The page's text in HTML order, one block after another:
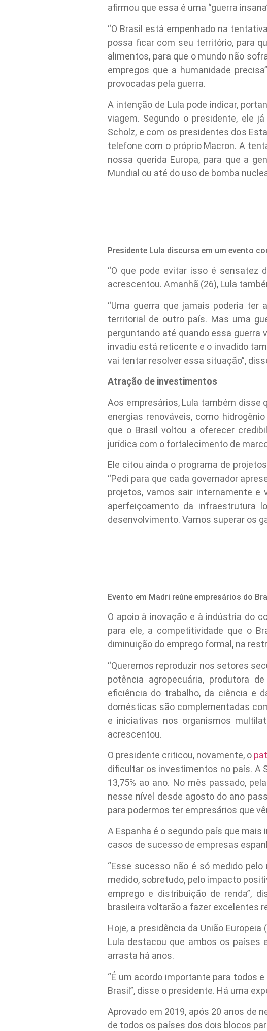
afirmou que essa é uma “guerra
“O Brasil está empenhado na
possa ficar com seu território, para
alimentos, para que o mundo não
empregos que a humanidade
provocadas pela guerra.
A intenção de Lula pode indicar,
viagem. Segundo o presidente, ele
Scholz, e com os presidentes dos
telefone com o próprio Macron. A
nossa querida Europa, para que a
Mundial ou até do uso de bomba
Presidente Lula discursa em um evento
“O que pode evitar isso é sensatez
acrescentou. Amanhã (26), Lula
“Uma guerra que jamais poderia
territorial de outro país. Mas uma
perguntando até quando essa guerra
invadiu está reticente e o invadido
vai tentar resolver essa situação”,
Atração de investimentos
Aos empresários, Lula também disse
energias renováveis, como
que o Brasil voltou a oferecer
jurídica com o fortalecimento de
Ele citou ainda o programa de
“Pedi para que cada governador
projetos, vamos sair internamente e
aperfeiçoamento da infraestrutura
desenvolvimento. Vamos superar os
Evento em Madri reúne empresários do
O apoio à inovação e à indústria do
para ele, a competitividade que o
diminuição do emprego formal, na
“Queremos reproduzir nos setores
potência agropecuária, produtora
eficiência do trabalho, da ciência e
domésticas são complementadas
e iniciativas nos organismos
acrescentou.
O presidente criticou, novamente, o
dificultar os investimentos no país. A
13,75% ao ano. No mês passado,
nesse nível desde agosto do ano
para podermos ter empresários que
A Espanha é o segundo país que
casos de sucesso de empresas
“Esse sucesso não é só medido
medido, sobretudo, pelo impacto
emprego e distribuição de renda”,
brasileira voltarão a fazer excelentes
Hoje, a presidência da União
Lula destacou que ambos os países
arrasta há anos.
“É um acordo importante para todos
Brasil”, disse o presidente. Há uma
Aprovado em 2019, após 20 anos de
de todos os países dos dois blocos